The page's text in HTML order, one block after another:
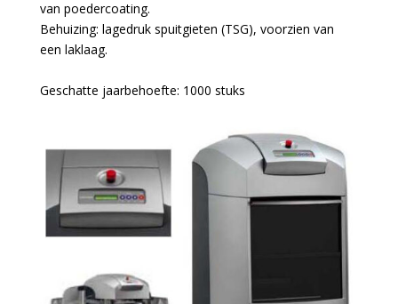
van poedercoating.
Behuizing: lagedruk spuitgieten (TSG), voorzien van
een laklaag.
Geschatte jaarbehoefte: 1000 stuks